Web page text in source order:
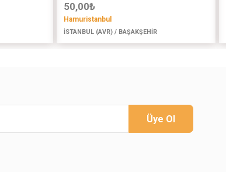
50,00₺
Hamuristanbul
İSTANBUL (AVR) / BAŞAKŞEHİR
Üye Ol